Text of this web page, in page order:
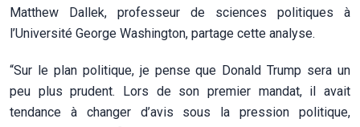
Matthew Dallek, professeur de sciences politiques à
l’Université George Washington, partage cette analyse.
“Sur le plan politique, je pense que Donald Trump sera un
peu plus prudent. Lors de son premier mandat, il avait
tendance à changer d’avis sous la pression politique,